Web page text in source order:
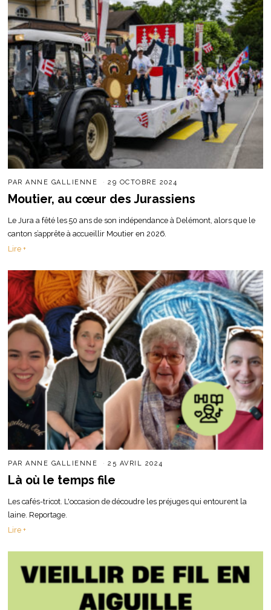
PARANNE GALLIENNE 29 OCTOBRE 2024
Moutier, au cœur des Jurassiens
Le Jura a fêté les 50 ans de son indépendance à Delémont, alors que le
canton s’apprête à accueillir Moutier en 2026.
Lire +
PARANNE GALLIENNE 25 AVRIL 2024
Là où le temps file
Les cafés-tricot. L'occasion de découdre les préjuges qui entourent la
laine. Reportage.
Lire +